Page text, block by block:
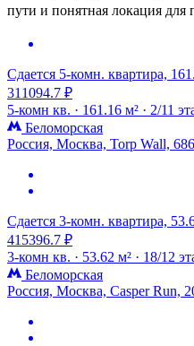
пути и понятная локация для
Сдается 5-комн. квартира,
311094.7 ₽
5-комн кв. · 161.16 м² · 2/11
Беломорская
Россия, Москва, Torp Wall,
Сдается 3-комн. квартира,
415396.7 ₽
3-комн кв. · 53.62 м² · 18/12
Беломорская
Россия, Москва, Casper Run,